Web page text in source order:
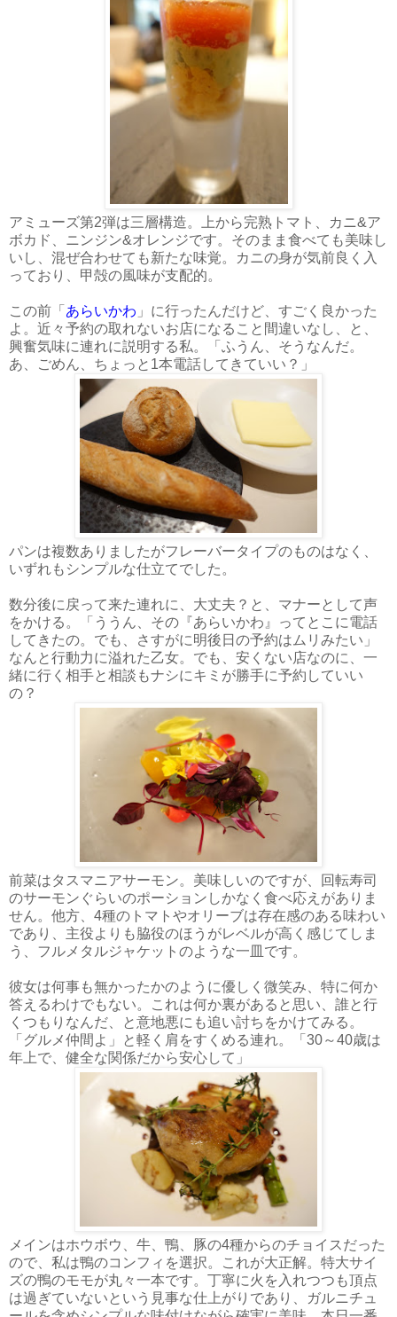
アミューズ第2弾は三層構造。上から完熟トマト、カニ&ア
ボカド、ニンジン&オレンジです。そのまま食べても美味し
いし、混ぜ合わせても新たな味覚。カニの身が気前良く入
っており、甲殻の風味が支配的。
この前「 あらいかわ 」に行ったんだけど、すごく良かった
よ。近々予約の取れないお店になること間違いなし、と、
興奮気味に連れに説明する私。「ふうん、そうなんだ。
あ、ごめん、ちょっと1本電話してきていい？」
パンは複数ありましたがフレーバータイプのものはなく、
いずれもシンプルな仕立てでした。
数分後に戻って来た連れに、大丈夫？と、マナーとして声
をかける。「ううん、その『あらいかわ』ってとこに電話
してきたの。でも、さすがに明後日の予約はムリみたい」
なんと行動力に溢れた乙女。でも、安くない店なのに、一
緒に行く相手と相談もナシにキミが勝手に予約していい
の？
前菜はタスマニアサーモン。美味しいのですが、回転寿司
のサーモンぐらいのポーションしかなく食べ応えがありま
せん。他方、4種のトマトやオリーブは存在感のある味わい
であり、主役よりも脇役のほうがレベルが高く感じてしま
う、フルメタルジャケットのような一皿です。
彼女は何事も無かったかのように優しく微笑み、特に何か
答えるわけでもない。これは何か裏があると思い、誰と行
くつもりなんだ、と意地悪にも追い討ちをかけてみる。
「グルメ仲間よ」と軽く肩をすくめる連れ。「30～40歳は
年上で、健全な関係だから安心して」
メインはホウボウ、牛、鴨、豚の4種からのチョイスだった
ので、私は鴨のコンフィを選択。これが大正解。特大サイ
ズの鴨のモモが丸々一本です。丁寧に火を入れつつも頂点
は過ぎていないという見事な仕上がりであり、ガルニチュ